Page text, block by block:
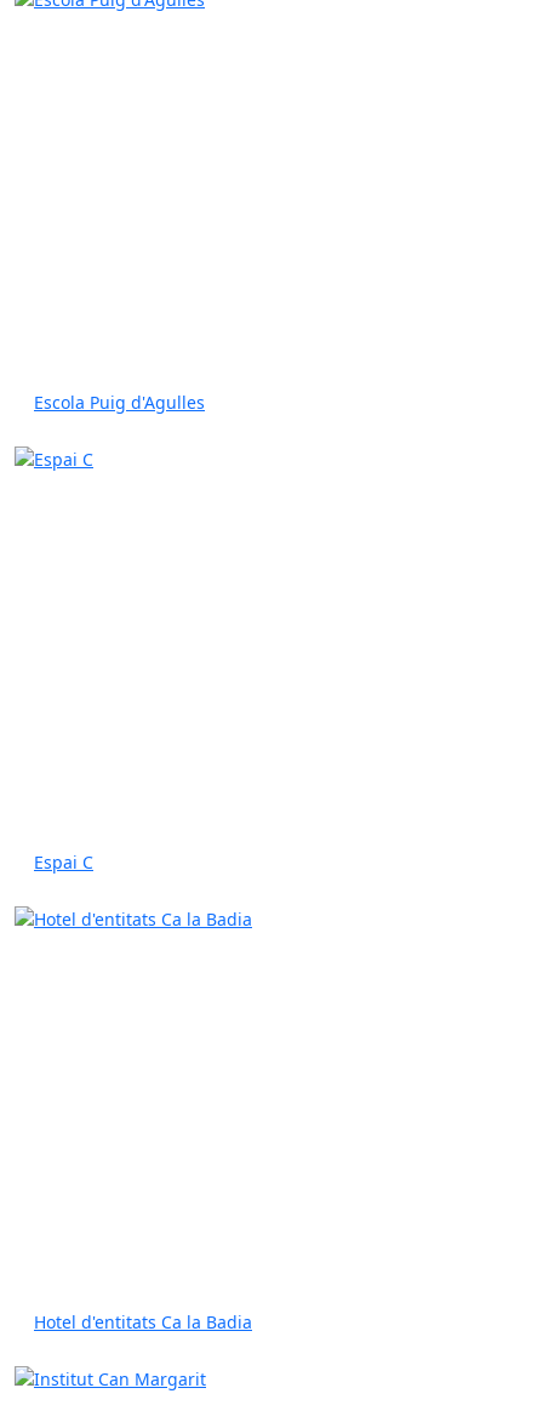
Escola Puig d'Agulles
Espai C
Hotel d'entitats Ca la Badia